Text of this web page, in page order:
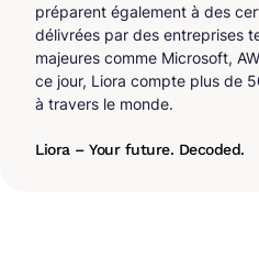
préparent également à des
délivrées par des entreprises
majeures comme Microsoft,
ce jour, Liora compte plus de
à travers le monde.
Liora – Your future. Decoded.